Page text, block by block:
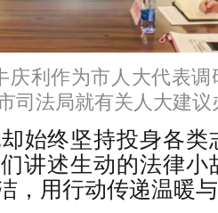
庆利作为市人大代表
司法局就有关人大建
始终坚持投身各类
讲述生动的法律小
，用行动传递温暖